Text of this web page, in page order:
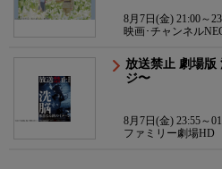
8月7日(金) 21:00～
映画･チャンネル
放送禁止 劇場版
ジ〜
8月7日(金) 23:55～
ファミリー劇場HD